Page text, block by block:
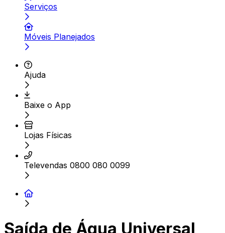
Serviços
Móveis Planejados
Ajuda
Baixe o App
Lojas Físicas
Televendas 0800 080 0099
Saída de Água Universal